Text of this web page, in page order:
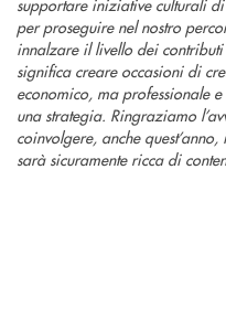
supportare iniziative culturali
per proseguire nel nostro
innalzare il livello dei contributi
significa creare occasioni di
economico, ma professionale
una strategia. Ringraziamo
coinvolgere, anche
sarà sicuramente ricca di